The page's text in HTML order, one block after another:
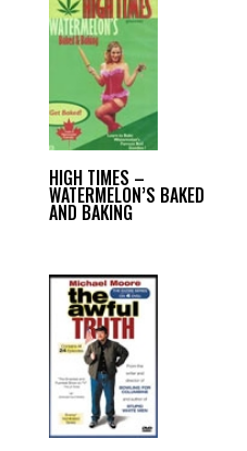
HIGH TIMES –
WATERMELON’S BAKED
AND BAKING